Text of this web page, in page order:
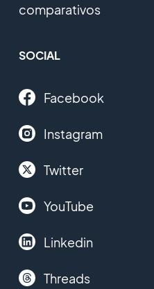
comparativos
SOCIAL
Facebook
Instagram
Twitter
YouTube
Linkedin
Threads